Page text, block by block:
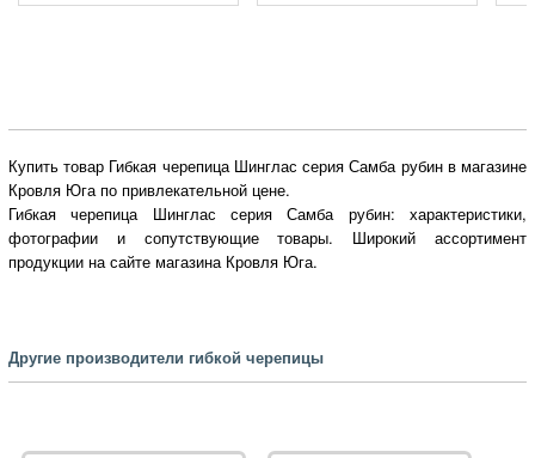
Купить товар Гибкая черепица Шинглас серия Самба рубин в магазине
Кровля Юга по привлекательной цене.
Гибкая черепица Шинглас серия Самба рубин: характеристики,
фотографии и сопутствующие товары. Широкий ассортимент
продукции на сайте магазина Кровля Юга.
Другие производители гибкой черепицы